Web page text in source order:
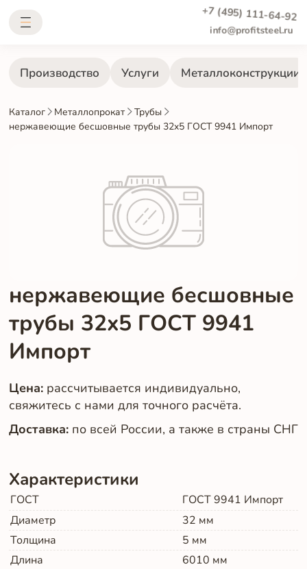
+7 (495) 111-64-92
info@profitsteel.ru
Производство Услуги Металлоконструкции
Каталог Металлопрокат
Трубы
нержавеющие бесшовные трубы 32x5 ГОСТ 9941 Импорт
нержавеющие бесшовные
трубы 32x5 ГОСТ 9941
Импорт
Цена: рассчитывается индивидуально,
свяжитесь с нами для точного расчёта.
Доставка: по всей России, а также в страны СНГ
Характеристики
ГОСТ
ГОСТ 9941 Импорт
Диаметр
32 мм
Толщина
5 мм
Длина
6010 мм